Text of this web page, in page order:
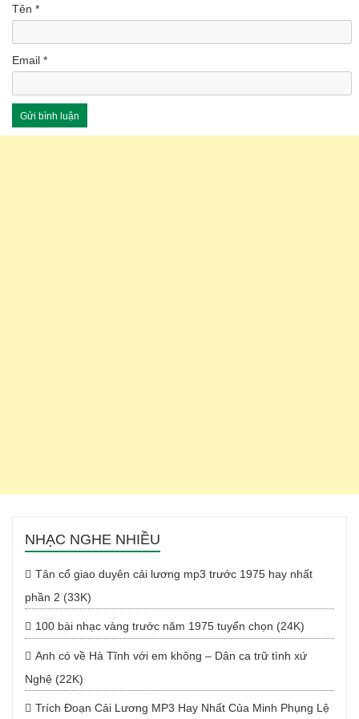
Tên *
Email *
NHẠC NGHE NHIỀU
Tân cổ giao duyên cải lương mp3 trước 1975 hay nhất
phần 2 (33K)
100 bài nhạc vàng trước năm 1975 tuyển chọn (24K)
Anh có về Hà Tĩnh với em không – Dân ca trữ tình xứ
Nghệ (22K)
Trích Đoạn Cải Lương MP3 Hay Nhất Của Minh Phụng Lệ